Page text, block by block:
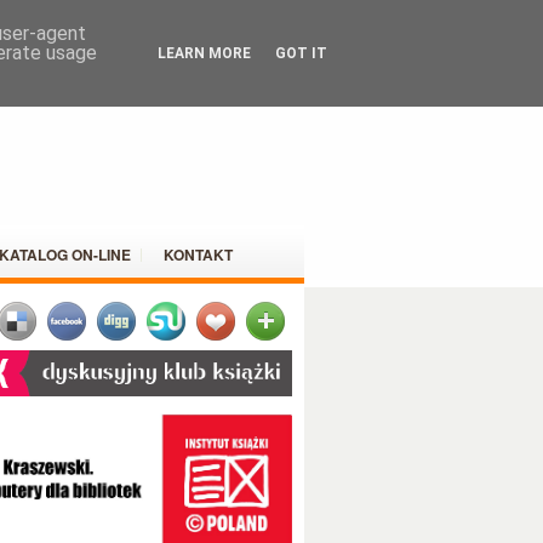
KATALOG ON-LINE KONTAKT
agent
usage
LEARN MORE GOT IT